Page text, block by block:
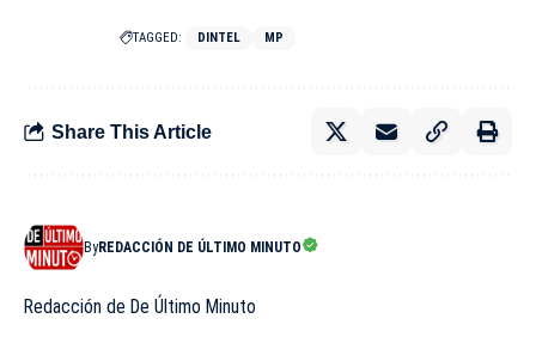
TAGGED: DINTEL MP
Share This Article
ByREDACCIÓN DE ÚLTIMO MINUTO
Redacción de De Último Minuto